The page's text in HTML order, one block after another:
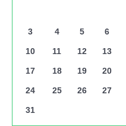
3 4 5 6
10 11 12 13
17 18 19 20
24 25 26 27
31